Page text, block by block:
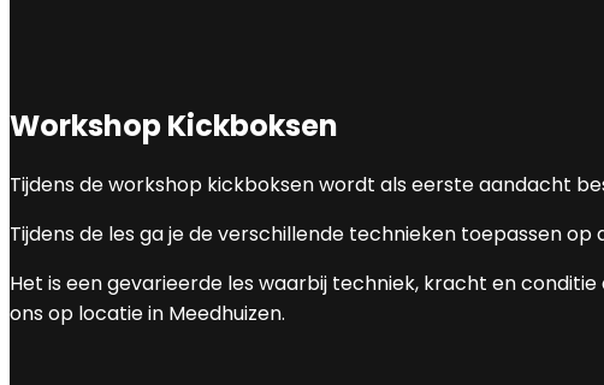
Workshop Kickboksen
Tijdens de workshop kickboksen wordt als eerste aandacht
Tijdens de les ga je de verschillende technieken toepassen
Het is een gevarieerde les waarbij techniek, kracht en conditie
ons op locatie in Meedhuizen.